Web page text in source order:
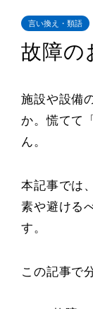
言い換え・類語
故障の
施設や設備
か。慌てて
ん。
本記事では
素や避ける
す。
この記事で